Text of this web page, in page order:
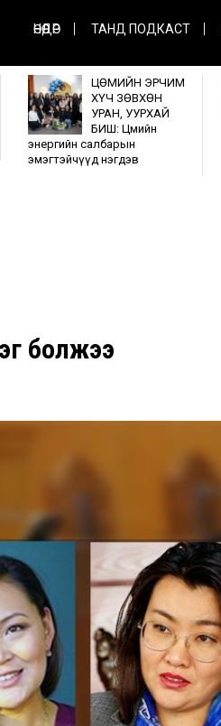
ӨНӨӨДӨР ТАНД ПОДКАСТ
ЦӨМИЙН ЭРЧИМ
ХҮЧ ЗӨВХӨН
УРАН, УУРХАЙ
БИШ: Цөмийн
энергийн салбарын
эмэгтэйчүүд нэгдэв
болжээ